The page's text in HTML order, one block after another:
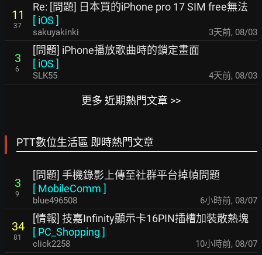
11
37
Re: [問題] 日本買的iPhone pro 17 SIM free無法
[ iOS ]
sakuyakinki 3天前, 08/03
3
6
[問題] iPhone播放歌曲時的鎖定畫面
[ iOS ]
SLK55 4天前, 08/03
更多 近期熱門文章 >>
PTT數位生活區 即時熱門文章
3
9
[問題] 手機錄影上傳至社群平台掉幀問題
[ MobileComm ]
blue496508 6小時前, 08/07
34
81
[情報] 技嘉Infinity顯示卡16PIN插槽加裝散熱塊
[ PC_Shopping ]
click2258 10小時前, 08/07